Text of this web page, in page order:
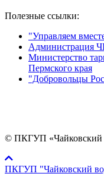
Полезные ссылки:
"Управляем
Администрация
Министерство
Пермского края
"Добровольцы
© ПКГУП «Чайковский
ПКГУП "Чайковский